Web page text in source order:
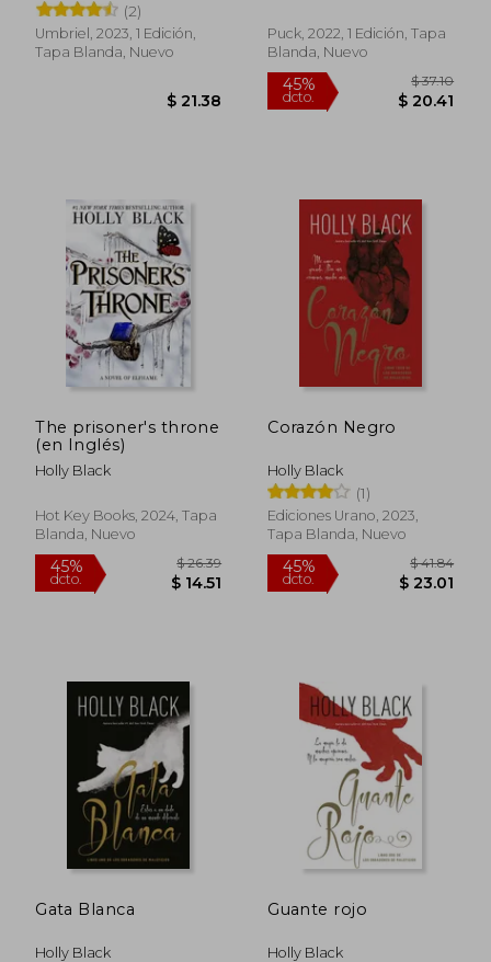
$ 64.07
40%
dcto. $
(2)
Umbriel, 2023, 1 Edición,
Tapa Blanda, Nuevo
Puck, 2022, 1 Edición, Tapa
Blanda, Nuevo
The prisoner's throne
(en Inglés)
Holly Black
Hot Key Books, 2024, Tapa
Blanda, Nuevo
Corazón Negro
Holly Black
(1)
Ediciones Urano, 2023,
Tapa Blanda, Nuevo
Gata Blanca
Holly Black
Guante rojo
Holly Black